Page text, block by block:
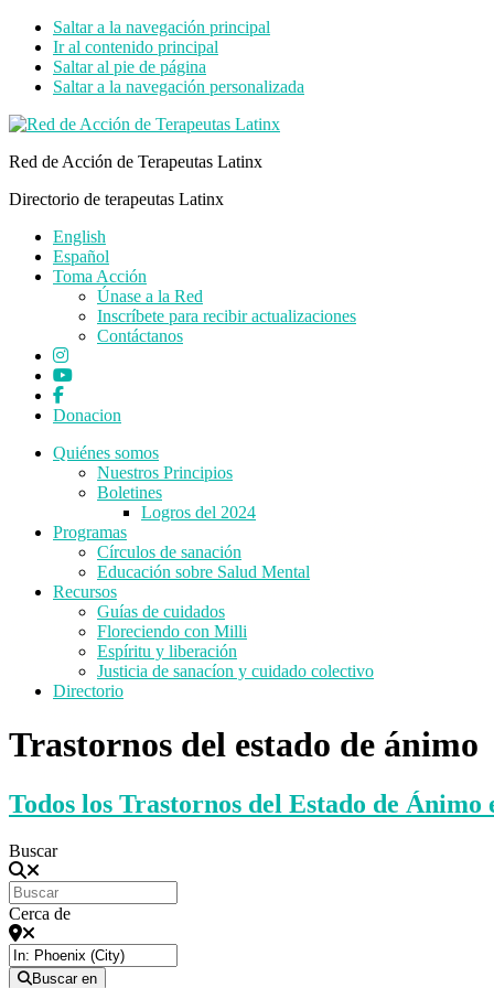
Saltar a la navegación principal
Ir al contenido principal
Saltar al pie de página
Saltar a la navegación personalizada
Red de Acción de Terapeutas Latinx
Directorio de terapeutas Latinx
English
Español
Toma Acción
Únase a la Red
Inscríbete para recibir actualizaciones
Contáctanos
Donacion
Quiénes somos
Nuestros Principios
Boletines
Logros del 2024
Programas
Círculos de sanación
Educación sobre Salud Mental
Recursos
Guías de cuidados
Floreciendo con Milli
Espíritu y liberación
Justicia de sanacíon y cuidado colectivo
Directorio
Trastornos del estado de ánimo
Todos los Trastornos del Estado de Ánimo
Buscar
Cerca de
Buscar en